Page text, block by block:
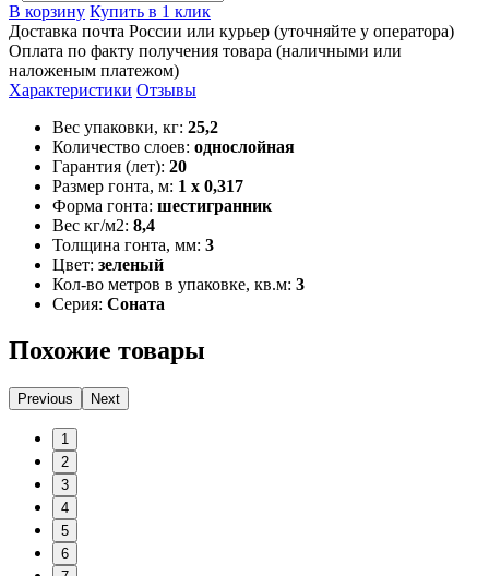
В корзину Купить в 1 клик
Доставка почта России или курьер (уточняйте у оператора)
Оплата по факту получения товара (наличными или
наложеным платежом)
Характеристики Отзывы
Вес упаковки, кг: 25,2
Количество слоев: однослойная
Гарантия (лет): 20
Размер гонта, м: 1 x 0,317
Форма гонта: шестигранник
Вес кг/м2: 8,4
Толщина гонта, мм: 3
Цвет: зеленый
Кол-во метров в упаковке, кв.м: 3
Серия: Соната
Похожие товары
Previous Next
1
2
3
4
5
6